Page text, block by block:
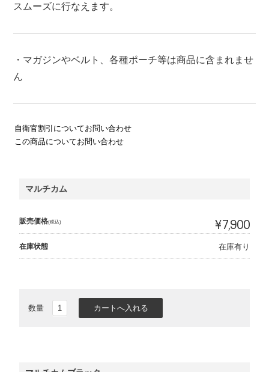
スムーズに行なえます。
・マガジンやベルト、各種ポーチ等は商品に含まれませ
ん
自衛官割引についてお問い合わせ
この商品についてお問い合わせ
マルチカム
販売価格(税込) ¥7,900
在庫状態 在庫有り
数量